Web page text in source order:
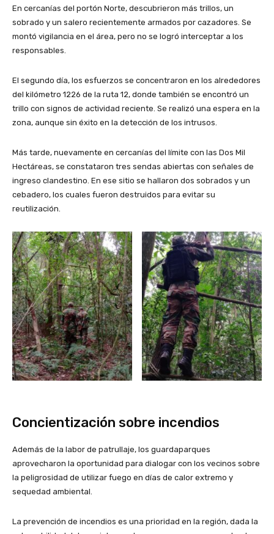
En cercanías del portón Norte, descubrieron más trillos, un
sobrado y un salero recientemente armados por cazadores. Se
montó vigilancia en el área, pero no se logró interceptar a los
responsables.
El segundo día, los esfuerzos se concentraron en los alrededores
del kilómetro 1226 de la ruta 12, donde también se encontró un
trillo con signos de actividad reciente. Se realizó una espera en la
zona, aunque sin éxito en la detección de los intrusos.
Más tarde, nuevamente en cercanías del límite con las Dos Mil
Hectáreas, se constataron tres sendas abiertas con señales de
ingreso clandestino. En ese sitio se hallaron dos sobrados y un
cebadero, los cuales fueron destruidos para evitar su
reutilización.
Concientización sobre incendios
Además de la labor de patrullaje, los guardaparques
aprovecharon la oportunidad para dialogar con los vecinos sobre
la peligrosidad de utilizar fuego en días de calor extremo y
sequedad ambiental.
La prevención de incendios es una prioridad en la región, dada la